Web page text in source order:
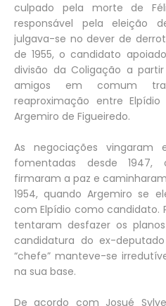
culpado pela morte de
responsável pela eleição
julgava-se no dever de
de 1955, o candidato
divisão da Coligação a
amigos em comum
reaproximação entre
Argemiro de Figueiredo.
As negociações vingaram
fomentadas desde
firmaram a paz e
1954, quando Argemiro se
com Elpídio como candidato.
tentaram desfazer os
candidatura do ex-
“chefe” manteve-se
na sua base.
De acordo com Josué